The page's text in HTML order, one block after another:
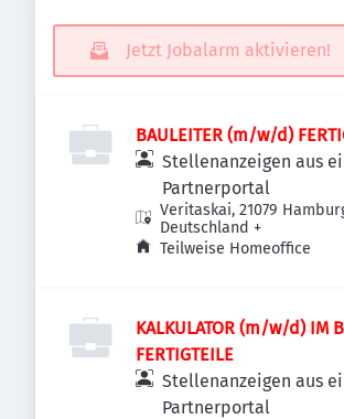
Jetzt Jobalarm aktivieren!
BAULEITER (m/w/d)
Stellenanzeigen aus
Partnerportal
Veritaskai, 21079
Deutschland +
Teilweise Homeoffice
KALKULATOR (m/w/d) IM
FERTIGTEILE
Stellenanzeigen aus
Partnerportal